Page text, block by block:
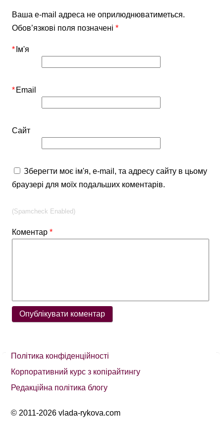
Ваша e-mail адреса не оприлюднюватиметься.
Обов’язкові поля позначені*
Коментар*
Ім'я
*
Email
*
Сайт
Зберегти моє ім'я, e-mail, та адресу сайту в цьому
браузері для моїх подальших коментарів.
(Spamcheck Enabled)
Політика конфіденційності
Корпоративний курс з копірайтингу
Редакційна політика блогу
© 2011-2026 vlada-rykova.com